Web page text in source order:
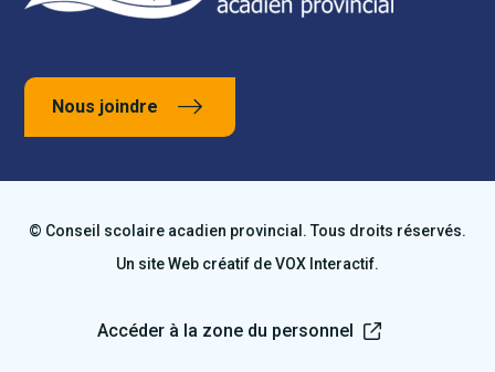
Nous joindre
© Conseil scolaire acadien provincial. Tous droits réservés.
Un site Web créatif deVOX Interactif.
Accéder à la zone du personnel